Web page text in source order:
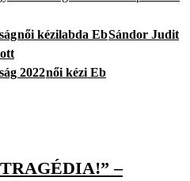
női kézilabda EbSándor Judit
2022női kézi Eb
–